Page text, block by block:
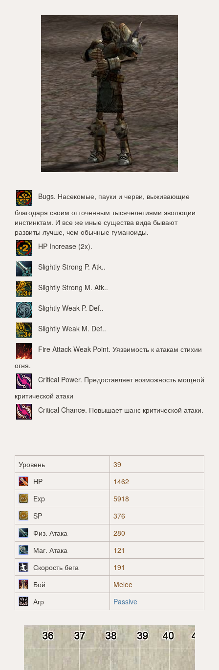
Bugs. Насекомые, пауки и черви, выживающие
благодаря своим отточенным тысячелетиями эволюции
инстинктам. И все же иные существа вида бывают
развиты лучше, чем обычные гуманоиды.
HP Increase (2x).
Slightly Strong P. Atk..
Slightly Strong M. Atk..
Slightly Weak P. Def..
Slightly Weak M. Def..
Fire Attack Weak Point. Уязвимость к атакам стихии
огня.
Critical Power. Предоставляет возможность мощной
критической атаки
Critical Chance. Повышает шанс критической атаки.
Уровень
39
HP
1462
Exp
5918
SP
376
Физ. Атака
280
Маг. Атака
121
Скорость бега
191
Бой
Melee
Агр
Passive